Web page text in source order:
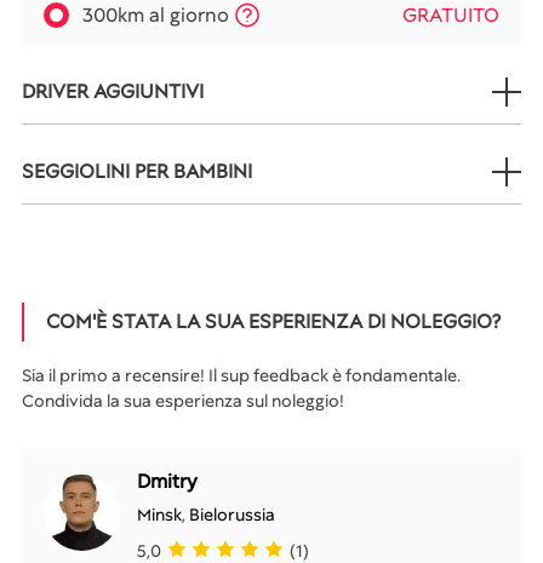
300km al giorno GRATUITO
DRIVER AGGIUNTIVI
SEGGIOLINI PER BAMBINI
COM'È STATA LA SUA ESPERIENZA DI NOLEGGIO?
Sia il primo a recensire! Il sup feedback è fondamentale.
Condivida la sua esperienza sul noleggio!
Dmitry
Minsk, Bielorussia
5,0
(1)